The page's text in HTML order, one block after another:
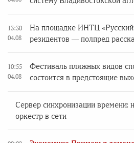
13:30
04.08
На площадке ИНТЦ
резидентов — полпред
10:55
04.08
Фестиваль пляжных видов
состоится в предстоящие
Сервер синхронизации времени:
оркестр в сети